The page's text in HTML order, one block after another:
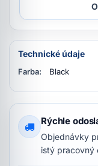
Technické údaje
Farba: Black
Rýchle
Objednávky
istý pracovný